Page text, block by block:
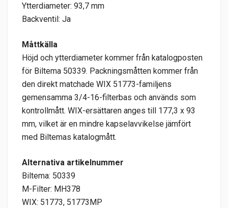
Ytterdiameter: 93,7 mm
Backventil: Ja
Måttkälla
Höjd och ytterdiameter kommer från katalogposten
för Biltema 50339. Packningsmåtten kommer från
den direkt matchade WIX 51773-familjens
gemensamma 3/4-16-filterbas och används som
kontrollmått. WIX-ersättaren anges till 177,3 x 93
mm, vilket är en mindre kapselavvikelse jämfört
med Biltemas katalogmått.
Alternativa artikelnummer
Biltema: 50339
M-Filter: MH378
WIX: 51773, 51773MP